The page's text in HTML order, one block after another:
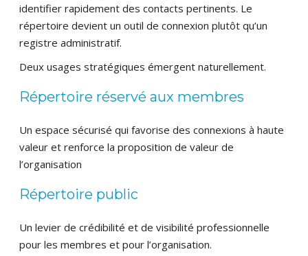
identifier rapidement des contacts pertinents. Le
répertoire devient un outil de connexion plutôt qu’un
registre administratif.
Deux usages stratégiques émergent naturellement.
Répertoire réservé aux membres
Un espace sécurisé qui favorise des connexions à haute
valeur et renforce la proposition de valeur de
l’organisation
Répertoire public
Un levier de crédibilité et de visibilité professionnelle
pour les membres et pour l’organisation.